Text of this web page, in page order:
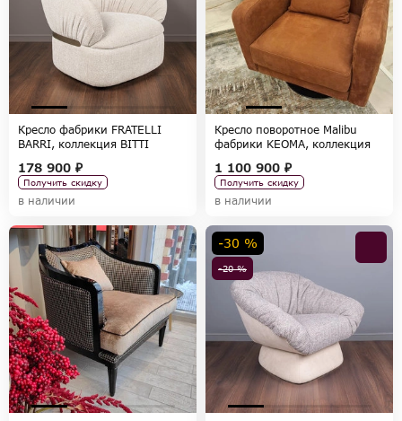
Кресло фабрики FRATELLI
BARRI, коллекция BITTI
178 900 ₽
Получить скидку
в наличии
Кресло поворотное Malibu
фабрики KEOMA, коллекция
1 100 900 ₽
Получить скидку
в наличии
-20 %
-30 %